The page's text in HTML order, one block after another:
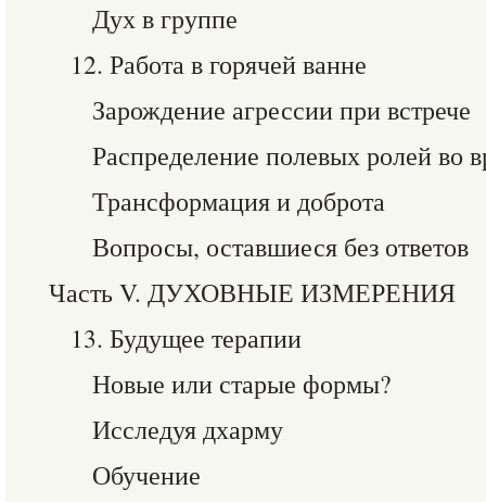
Дух в группе
12. Работа в горячей ванне
Зарождение агрессии при встрече
Распределение полевых ролей во
Трансформация и доброта
Вопросы, оставшиеся без ответов
Часть V. ДУХОВНЫЕ ИЗМЕРЕНИЯ
13. Будущее терапии
Новые или старые формы?
Исследуя дхарму
Обучение